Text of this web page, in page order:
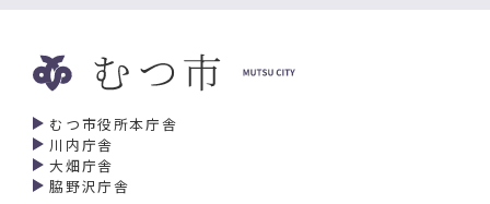
むつ市役所本庁舎
川内庁舎
大畑庁舎
脇野沢庁舎